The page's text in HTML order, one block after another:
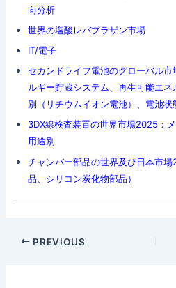
向分析
世界の塩酸レバプラザン市場
IT/電子
セカンドライフ電池のグローバル
ルギー貯蔵システム、再生可能エ
別（リチウムイオン電池）、電池
3DX線検査装置の世界市場2025：
用途別
チャンバー部品の世界及び日本市
品、シリコン炭化物部品）
Post
PREVIOUS